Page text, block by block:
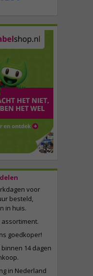
voor
besteld,
in huis.
assortiment.
goedkoper!
binnen 14 dagen
in Nederland